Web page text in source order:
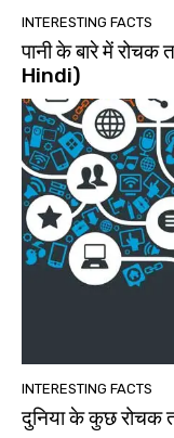
INTERESTING FACTS
पानी के बारे में
Hindi)
INTERESTING FACTS
दुनिया के कुछ रोचक